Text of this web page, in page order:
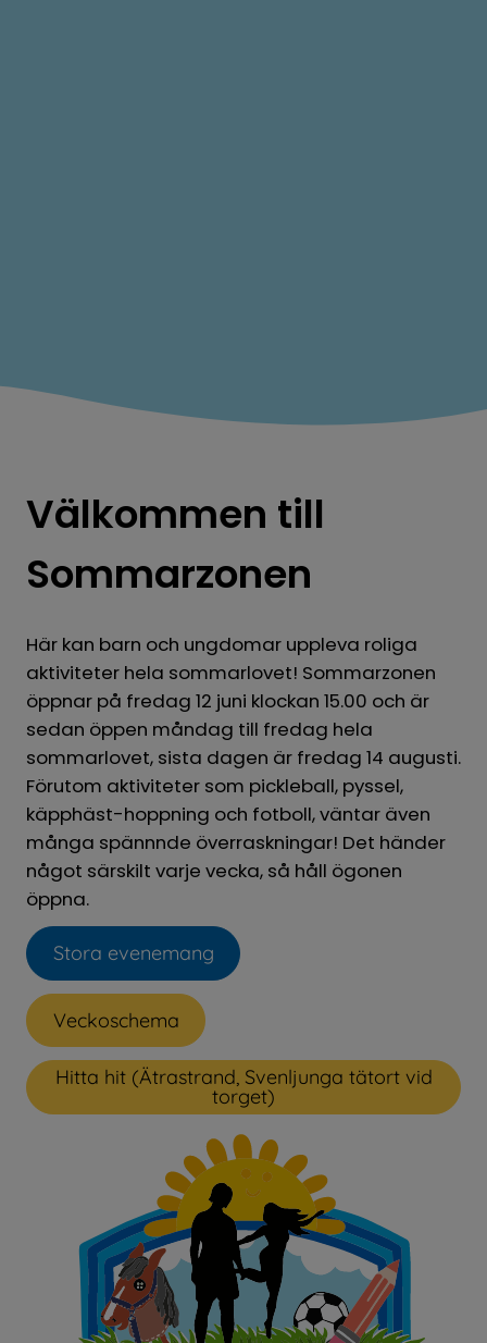
Välkommen till
Sommarzonen
Här kan barn och ungdomar uppleva roliga
aktiviteter hela sommarlovet! Sommarzonen
öppnar på fredag 12 juni klockan 15.00 och är
sedan öppen måndag till fredag hela
sommarlovet, sista dagen är fredag 14 augusti.
Förutom aktiviteter som pickleball, pyssel,
käpphäst-hoppning och fotboll, väntar även
många spännnde överraskningar! Det händer
något särskilt varje vecka, så håll ögonen
öppna.
Stora evenemang
Veckoschema
Hitta hit (Ätrastrand, Svenljunga tätort vid
torget)Öppnas i nytt fönster.